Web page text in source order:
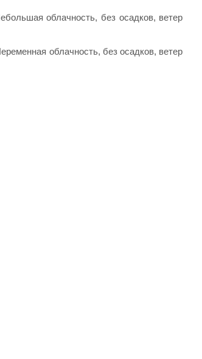
облачность, без осадков, ветер
облачность, без осадков, ветер